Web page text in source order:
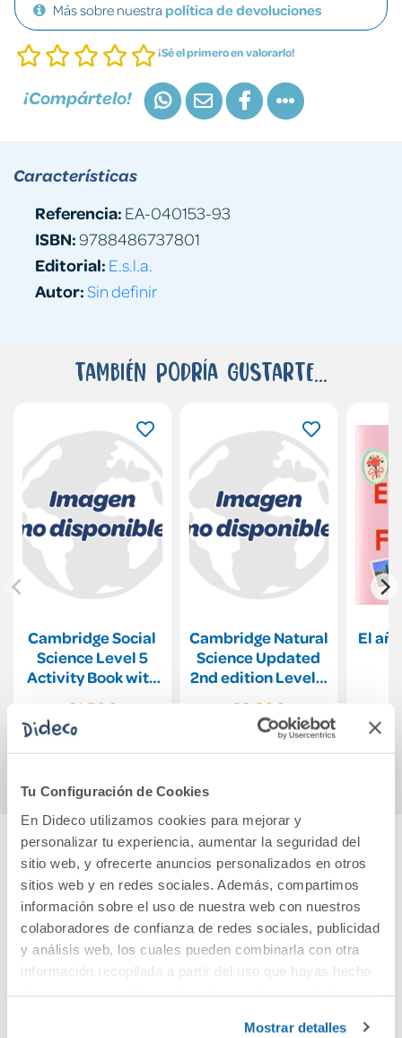
Tu Configuración de Cookies
En Dideco utilizamos cookies para mejorar y
personalizar tu experiencia, aumentar la seguridad del
sitio web, y ofrecerte anuncios personalizados en otros
sitios web y en redes sociales. Además, compartimos
información sobre el uso de nuestra web con nuestros
colaboradores de confianza de redes sociales, publicidad
y análisis web, los cuales pueden combinarla con otra
información recopilada a partir del uso que hayas hecho
Mostrar detalles
Más sobre nuestra política de devoluciones
¡Sé el primero en valorarlo!
¡Compártelo!
Características
Referencia: EA-040153-93
ISBN:9788486737801
Editorial: E.s.l.a.
Autor:Sin definir
También podría gustarte...
Cambridge Social
Science Level 5
Activity Book with
21,50€
Cambridge Natural
Science Updated
2nd edition Level 2
Digital Pack
22,60€
Comprar
El
Cuéntanos tu opinión
¡Sé el primero en valorar este producto!